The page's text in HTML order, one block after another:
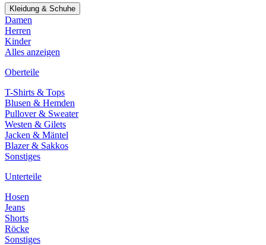
Kleidung & Schuhe
Damen
Herren
Kinder
Alles anzeigen
Oberteile
T-Shirts & Tops
Blusen & Hemden
Pullover & Sweater
Westen & Gilets
Jacken & Mäntel
Blazer & Sakkos
Sonstiges
Unterteile
Hosen
Jeans
Shorts
Röcke
Sonstiges